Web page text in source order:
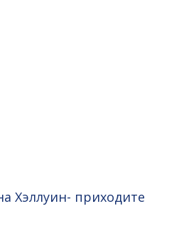
Хэллуин- приходите